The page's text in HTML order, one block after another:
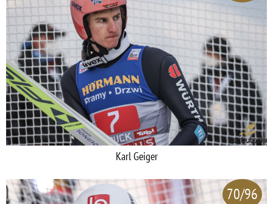
Karl Geiger
70/96